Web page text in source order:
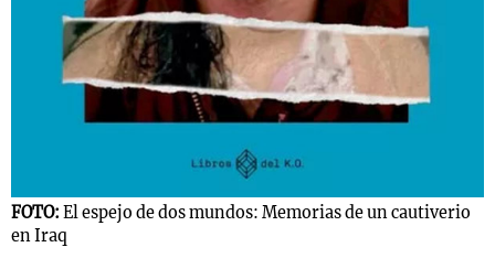
FOTO: El espejo de dos mundos: Memorias de un cautiverio
en Iraq